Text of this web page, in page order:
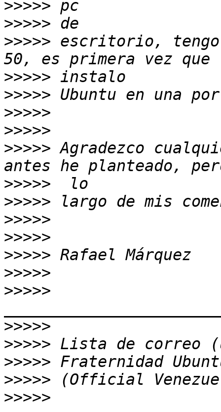
>>>>>
>>>>>
>>>>> escritorio, tengo
>>>>>
>>>>>
>>>>>
>>>>>
>>>>> Agradezco
>>>>>
>>>>>
>>>>>
>>>>>
>>>>>
>>>>>
>>>>>
>>>>>
>>>>>
>>>>>
>>>>>
>>>>>